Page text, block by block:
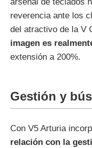
arsenal de teclados
reverencia ante los
del atractivo de la V
imagen es
extensión a 200%.
Gestión y
Con V5 Arturia
relación con la